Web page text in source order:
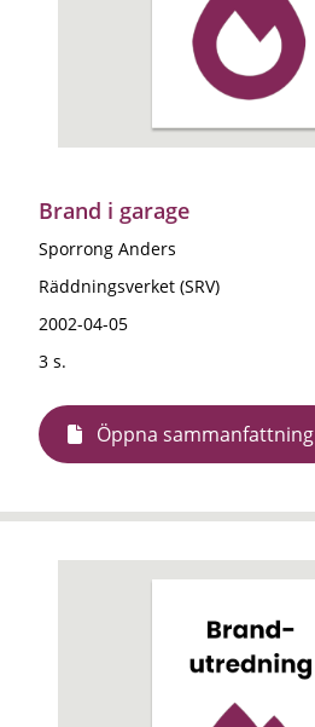
Brand i garage
Sporrong Anders
Räddningsverket (SRV)
2002-04-05
3 s.
Öppna sammanfattning